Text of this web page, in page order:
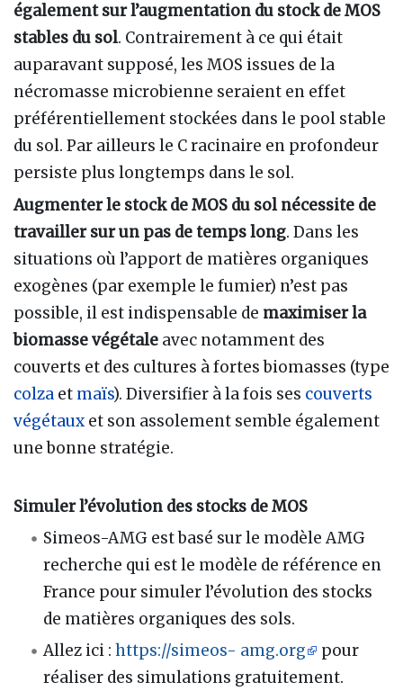
également sur l’augmentation du stock de MOS
stables du sol. Contrairement à ce qui était
auparavant supposé, les MOS issues de la
nécromasse microbienne seraient en effet
préférentiellement stockées dans le pool stable
du sol. Par ailleurs le C racinaire en profondeur
persiste plus longtemps dans le sol.
Augmenter le stock de MOS du sol nécessite de
travailler sur un pas de temps long. Dans les
situations où l’apport de matières organiques
exogènes (par exemple le fumier) n’est pas
possible, il est indispensable de maximiser la
biomasse végétale avec notamment des
couverts et des cultures à fortes biomasses (type
colza et maïs). Diversifier à la fois ses couverts
végétaux et son assolement semble également
une bonne stratégie.
Simuler l’évolution des stocks de MOS
Simeos-AMG est basé sur le modèle AMG
recherche qui est le modèle de référence en
France pour simuler l’évolution des stocks
de matières organiques des sols.
Allez ici :https://simeos- amg.org
pour
réaliser des simulations gratuitement.